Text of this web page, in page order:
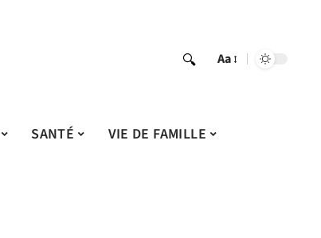
Aa
SANTÉ
VIE DE FAMILLE